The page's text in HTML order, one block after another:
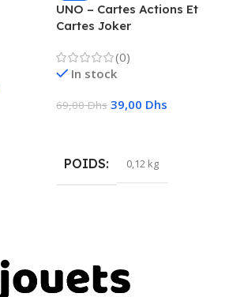
UNO – Cartes Actions Et
Cartes Joker
(0)
In stock
69,00Dhs 39,00 Dhs
POIDS 0,12 kg